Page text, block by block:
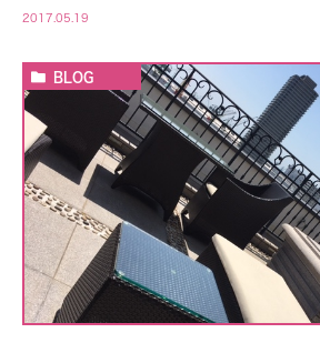
2017.05.19
BLOG